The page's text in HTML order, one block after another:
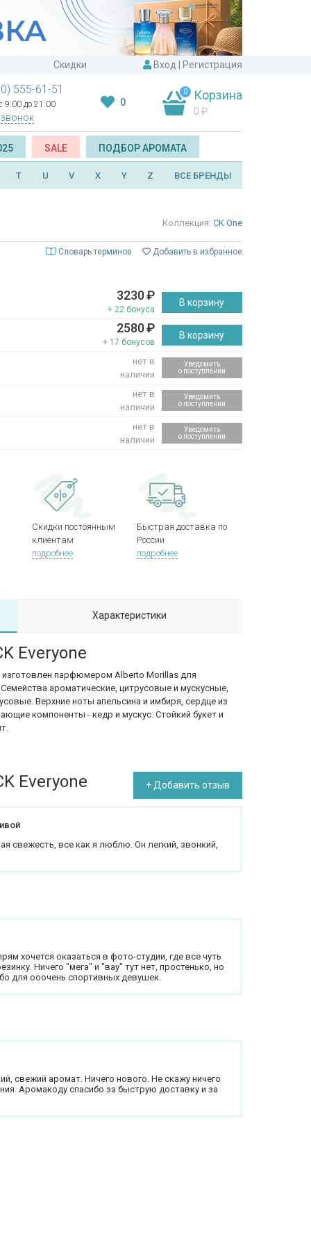
Скидки Вход Регистрация
555-61-51
9:00 до 21:00 0
0 Корзина
0 ₽
SALE ПОДБОР АРОМАТА
T U V X Y Z ВСЕ БРЕНДЫ
Коллекция: CK One
Словарь терминов Добавить в избранное
3230₽
+ 22 бонуса
В корзину
2580₽
+ 17 бонусов
В корзину
нет в
наличии
Уведомить
о поступлении
нет в
наличии
Уведомить
о поступлении
нет в
наличии
Уведомить
о поступлении
Скидки постоянным
клиентам
подробнее
Быстрая доставка по
России
подробнее
Характеристики
Everyone
изготовлен парфюмером Alberto Morillas для
ароматические, цитрусовые и мускусные,
Верхние ноты апельсина и имбиря, сердце из
компоненты - кедр и мускус. Стойкий букет и
Everyone + Добавить отзыв
свежесть, все как я люблю. Он легкий, звонкий,
хочется оказаться в фото-студии, где все чуть
Ничего "мега" и "вау" тут нет, простенько, но
для ооочень спортивных девушек.
свежий аромат. Ничего нового. Не скажу ничего
Аромакоду спасибо за быструю доставку и за